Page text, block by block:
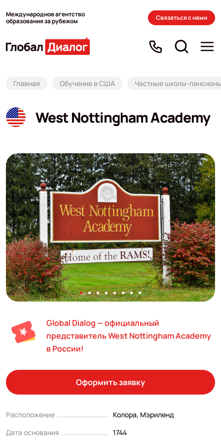
Международное агентство
образования за рубежом
Связаться с нами
Главная Обучение в США Частные школы-
West Nottingham Academy
Global Dialog — официальный
представитель West Nottingham Academy
в России!
Оформить заявку
Расположение
Колора, Мэриленд
Дата основания
1744